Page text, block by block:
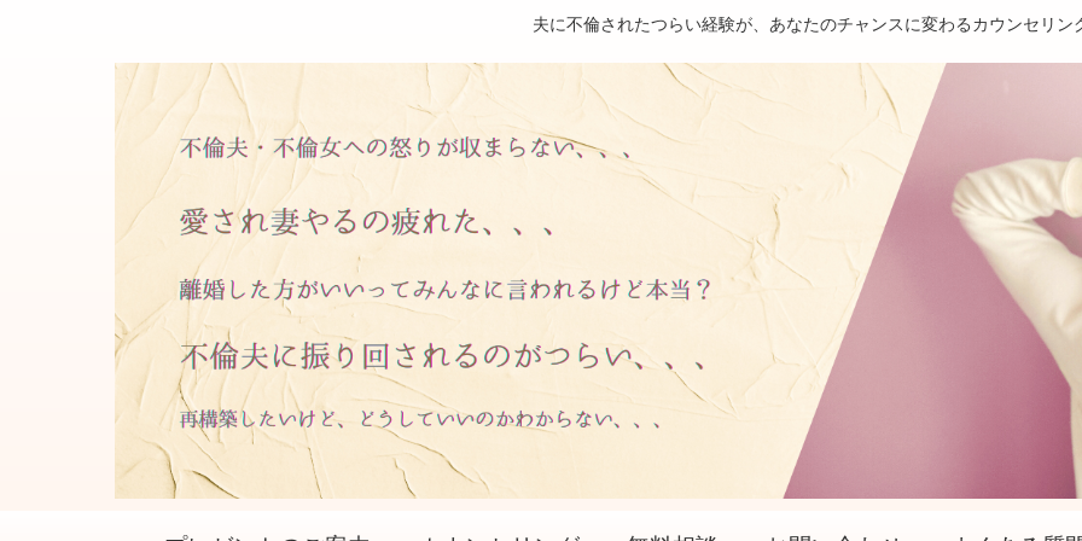
夫に不倫されたつらい経験が、あなたのチャンスに変わるカウンセリン